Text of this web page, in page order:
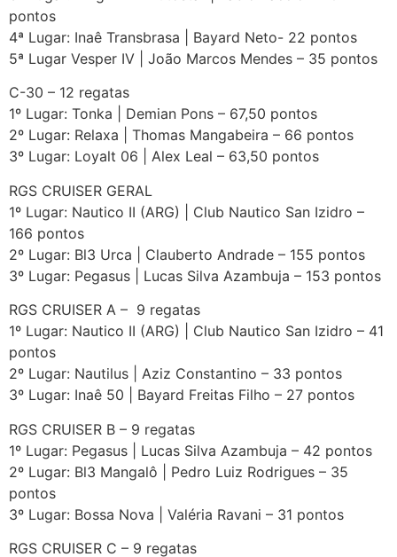
pontos
4ª Lugar: Inaê Transbrasa | Bayard Neto- 22 pontos
5ª Lugar Vesper IV | João Marcos Mendes – 35 pontos
C-30 – 12 regatas
1º Lugar: Tonka | Demian Pons – 67,50 pontos
2º Lugar: Relaxa | Thomas Mangabeira – 66 pontos
3º Lugar: Loyalt 06 | Alex Leal – 63,50 pontos
RGS CRUISER GERAL
1º Lugar: Nautico II (ARG) | Club Nautico San Izidro –
166 pontos
2º Lugar: Bl3 Urca | Clauberto Andrade – 155 pontos
3º Lugar: Pegasus | Lucas Silva Azambuja – 153 pontos
RGS CRUISER A – 9 regatas
1º Lugar: Nautico II (ARG) | Club Nautico San Izidro – 41
pontos
2º Lugar: Nautilus | Aziz Constantino – 33 pontos
3º Lugar: Inaê 50 | Bayard Freitas Filho – 27 pontos
RGS CRUISER B – 9 regatas
1º Lugar: Pegasus | Lucas Silva Azambuja – 42 pontos
2º Lugar: Bl3 Mangalô | Pedro Luiz Rodrigues – 35
pontos
3º Lugar: Bossa Nova | Valéria Ravani – 31 pontos
RGS CRUISER C – 9 regatas